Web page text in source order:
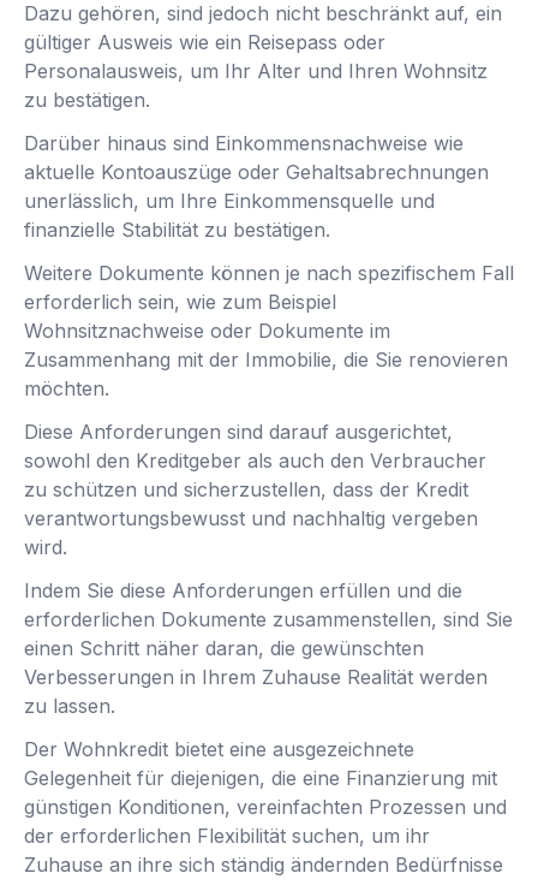
Dazu gehören, sind jedoch nicht beschränkt auf, ein
gültiger Ausweis wie ein Reisepass oder
Personalausweis, um Ihr Alter und Ihren Wohnsitz
zu bestätigen.
Darüber hinaus sind Einkommensnachweise wie
aktuelle Kontoauszüge oder Gehaltsabrechnungen
unerlässlich, um Ihre Einkommensquelle und
finanzielle Stabilität zu bestätigen.
Weitere Dokumente können je nach spezifischem Fall
erforderlich sein, wie zum Beispiel
Wohnsitznachweise oder Dokumente im
Zusammenhang mit der Immobilie, die Sie renovieren
möchten.
Diese Anforderungen sind darauf ausgerichtet,
sowohl den Kreditgeber als auch den Verbraucher
zu schützen und sicherzustellen, dass der Kredit
verantwortungsbewusst und nachhaltig vergeben
wird.
Indem Sie diese Anforderungen erfüllen und die
erforderlichen Dokumente zusammenstellen, sind Sie
einen Schritt näher daran, die gewünschten
Verbesserungen in Ihrem Zuhause Realität werden
zu lassen.
Der Wohnkredit bietet eine ausgezeichnete
Gelegenheit für diejenigen, die eine Finanzierung mit
günstigen Konditionen, vereinfachten Prozessen und
der erforderlichen Flexibilität suchen, um ihr
Zuhause an ihre sich ständig ändernden Bedürfnisse